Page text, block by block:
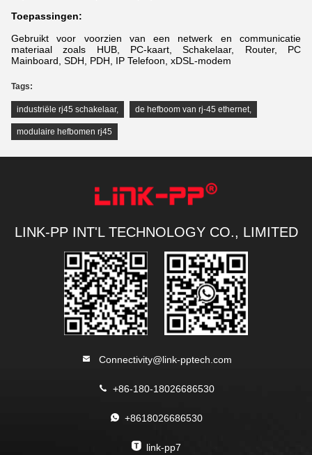
Toepassingen:
Gebruikt voor voorzien van een netwerk en communicatie
materiaal zoals HUB, PC-kaart, Schakelaar, Router, PC
Mainboard, SDH, PDH, IP Telefoon, xDSL-modem
Tags:
industriële rj45 schakelaar, de hefboom van rj-45 ethernet,
modulaire hefbomen rj45
LINK-PP INT'L TECHNOLOGY CO., LIMITED
Connectivity@link-pptech.com
+86-180-18026686530
+8618026686530
link-pp7